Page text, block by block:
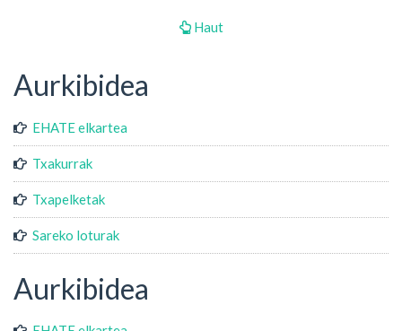
Haut
Aurkibidea
EHATE elkartea
Txakurrak
Txapelketak
Sareko loturak
Aurkibidea